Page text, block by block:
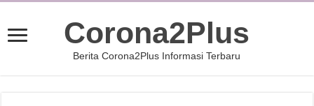
Corona2Plus
Berita Corona2Plus Informasi Terbaru